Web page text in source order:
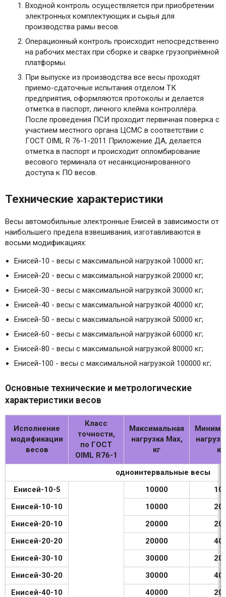
Входной контроль осуществляется при приобретении
электронных комплектующих и сырья для
производства рамы весов.
Операционный контроль происходит непосредственно
на рабочих местах при сборке и сварке грузоприёмной
платформы.
При выпуске из производства все весы проходят
приемо-сдаточные испытания отделом ТК
предприятия, оформляются протоколы и делается
отметка в паспорт, личного клейма контроллёра.
После проведения ПСИ проходит первичная поверка с
участием местного органа ЦСМС в соответствии с
ГОСТ OIML R 76-1-2011 Приложение ДА, делается
отметка в паспорт и происходит опломбирование
весового терминала от несанкционированного
доступа к ПО весов.
Технические характеристики
Весы автомобильные электронные Енисей в зависимости от
наибольшего предела взвешивания, изготавливаются в
восьми модификациях:
Енисей-10 - весы с максимальной нагрузкой 10000 кг;
Енисей-20 - весы с максимальной нагрузкой 20000 кг;
Енисей-30 - весы с максимальной нагрузкой 30000 кг;
Енисей-40 - весы с максимальной нагрузкой 40000 кг;
Енисей-50 - весы с максимальной нагрузкой 50000 кг;
Енисей-60 - весы с максимальной нагрузкой 60000 кг;
Енисей-80 - весы с максимальной нагрузкой 80000 кг;
Енисей-100 - весы с максимальной нагрузкой 100000 кг;
Основные технические и метрологические
характеристики весов
Исполнение
модификации
весов
Класс
точности,
по ГОСТ
OIML R76-1
Максимальная
нагрузка Max,
кг
кг
одноинтервальные весы
Енисей-10-5
10000
Енисей-10-10
10000
Енисей-20-10
20000
Енисей-20-20
20000
Енисей-30-10
30000
Енисей-30-20
30000
Енисей-40-10
40000